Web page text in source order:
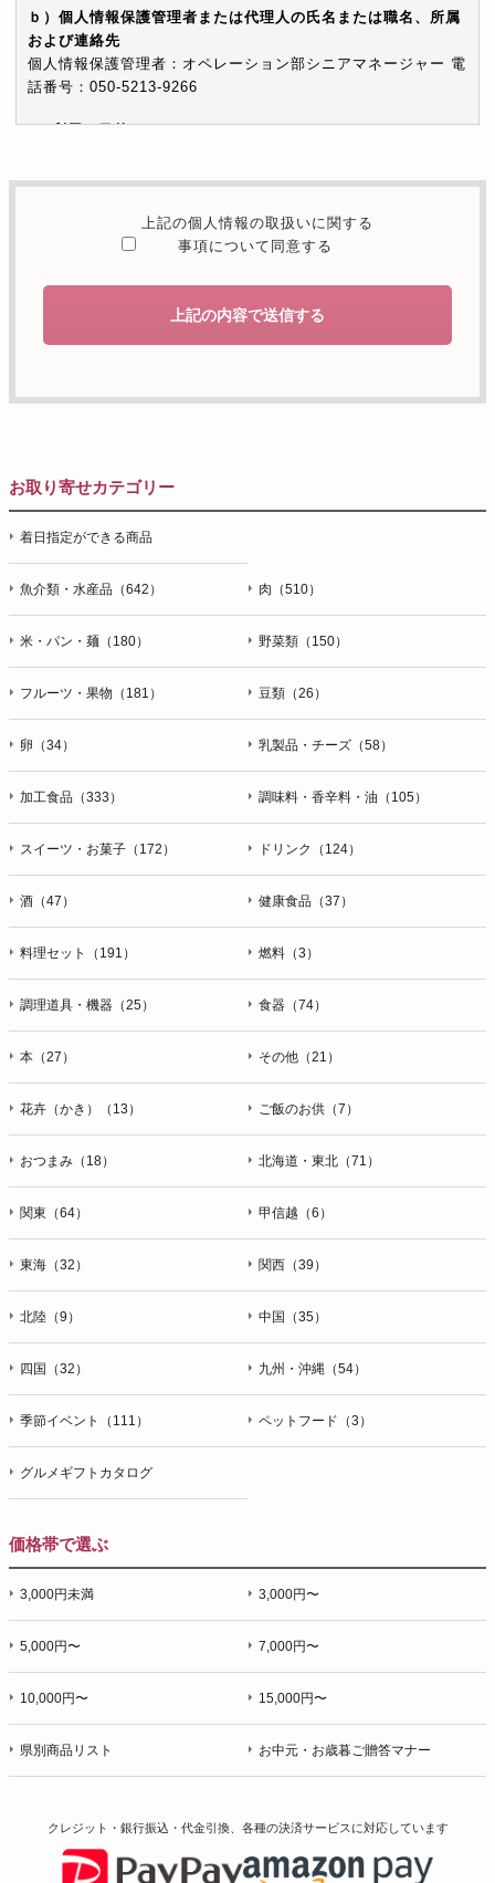
ｂ）個人情報保護管理者または代理人の氏名または職名、所属
および連絡先
個人情報保護管理者：オペレーション部シニアマネージャー 電
話番号：050-5213-9266
c）利用の目的
合わせを適切に受け付け、当社が提供するサービスに関する情
d）個人情報を第三者に提供することが予定される場合の事項
た個人情報を第三者に提供することはありません。
ことがあります。
利用目的の通知・開示・内容の訂正・追加または削除・利用の
停止・消去および第三者への提供の停止（「開示等」といいま
す。）に応じます。開示等のお問合せは下記の連絡先までお願
い致します。
個人情報の提供は任意と致しますが、当社が依頼する情報の提
応等に支障をきたす可能性がございますのでご了承下さい。
h）弊社は、弊社のウェブサイトへのアクセス状況について、
す。これらには、お客様のお名前、ご住所、電話番号、電子メ
個人情報に関する問合わせ窓口
個人情報保護管理者：オペレーション部シニアマネージャー
〒106-0044 東京都港区東麻布一丁目２７番１号 東麻布食文化
ビル４階
ＦＡＸ：047-401-6847
上記の個人情報の取扱いに関する
事項について同意する
上記の内容で送信する
お取り寄せカテゴリー
着日指定ができる商品
魚介類・水産品（642） 肉（510）
米・パン・麺（180） 野菜類（150）
フルーツ・果物（181） 豆類（26）
卵（34） 乳製品・チーズ（58）
加工食品（333） 調味料・香辛料・油（105）
スイーツ・お菓子（172） ドリンク（124）
酒（47） 健康食品（37）
料理セット（191） 燃料（3）
調理道具・機器（25） 食器（74）
本（27） その他（21）
花卉（かき）（13） ご飯のお供（7）
おつまみ（18） 北海道・東北（71）
関東（64） 甲信越（6）
東海（32） 関西（39）
北陸（9） 中国（35）
四国（32） 九州・沖縄（54）
季節イベント（111） ペットフード（3）
グルメギフトカタログ
価格帯で選ぶ
3,000円未満 3,000円〜
5,000円〜 7,000円〜
10,000円〜 15,000円〜
県別商品リスト お中元・お歳暮ご贈答マナー
クレジット・銀行振込・代金引換、各種の決済サービスに対応しています